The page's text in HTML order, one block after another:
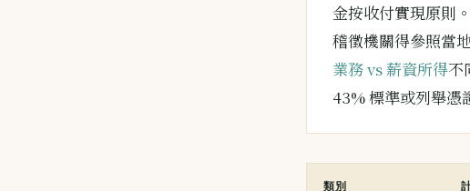
金按收付實現原則。
稽徵機關得參照當
業務 vs 薪資所得不
43% 標準或列舉憑
類別